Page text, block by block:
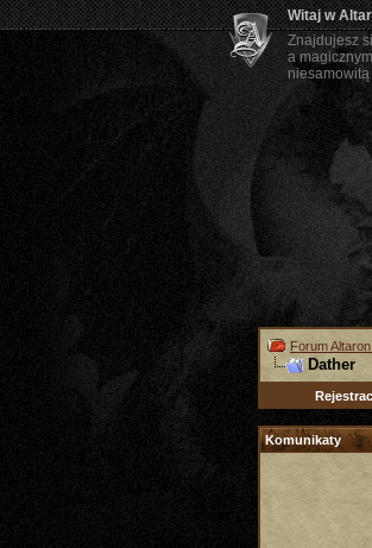
Witaj w
Znajdujesz
a
Forum
Dather
Komunikaty